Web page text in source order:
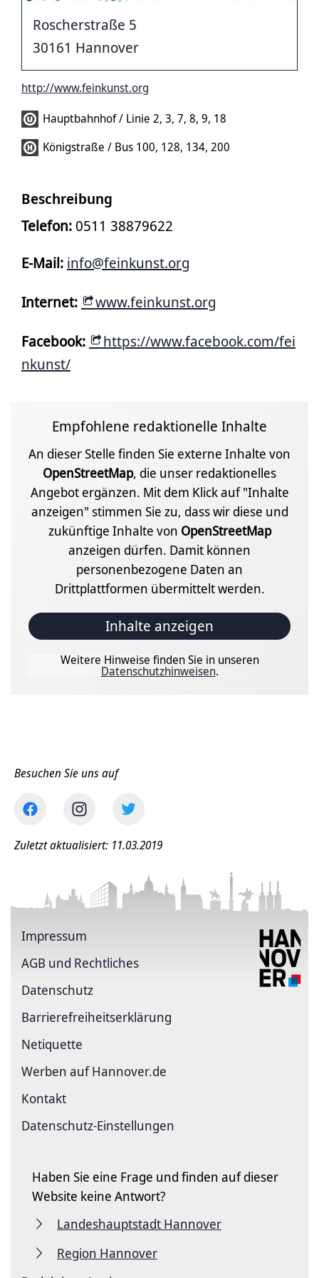
Roscherstraße 5
30161 Hannover
http://www.feinkunst.org
Hauptbahnhof / Linie 2, 3, 7, 8, 9, 18
Königstraße / Bus 100, 128, 134, 200
Beschreibung
Telefon: 0511 38879622
E-Mail: info@feinkunst.org
Internet: www.feinkunst.org
Facebook:
https://www.facebook.com/fei
nkunst/
Empfohlene redaktionelle Inhalte
An dieser Stelle finden Sie externe Inhalte von
OpenStreetMap, die unser redaktionelles
Angebot ergänzen. Mit dem Klick auf "Inhalte
anzeigen" stimmen Sie zu, dass wir diese und
zukünftige Inhalte von OpenStreetMap
anzeigen dürfen. Damit können
personenbezogene Daten an
Drittplattformen übermittelt werden.
Inhalte anzeigen
Weitere Hinweise finden Sie in unseren
Datenschutzhinweisen.
Besuchen Sie uns auf
Zuletzt aktualisiert: 11.03.2019
Impressum
AGB und Rechtliches
Datenschutz
Barriere­freiheits­erklärung
Netiquette
Werben auf Hannover.de
Kontakt
Datenschutz-Einstellungen
Haben Sie eine Frage und finden auf dieser
Website keine Antwort?
Landeshauptstadt Hannover
Region Hannover